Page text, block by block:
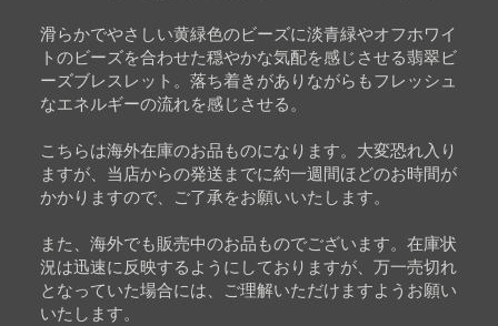
images
gallery
滑らかでやさしい黄緑色のビーズに淡青緑やオフホワイ
トのビーズを合わせた穏やかな気配を感じさせる翡翠ビ
ーズブレスレット。落ち着きがありながらもフレッシュ
なエネルギーの流れを感じさせる。
こちらは海外在庫のお品ものになります。大変恐れ入り
ますが、当店からの発送までに約一週間ほどのお時間が
かかりますので、ご了承をお願いいたします。
また、海外でも販売中のお品ものでございます。在庫状
況は迅速に反映するようにしておりますが、万一売切れ
となっていた場合には、ご理解いただけますようお願い
いたします。